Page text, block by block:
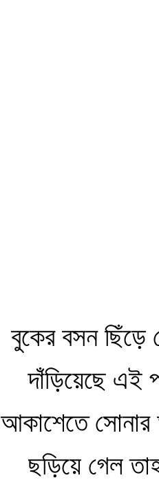
বুকের বসন ছিঁড়ে
দাঁড়িয়েছে এই
আকাশেতে
ছড়িয়ে গেল